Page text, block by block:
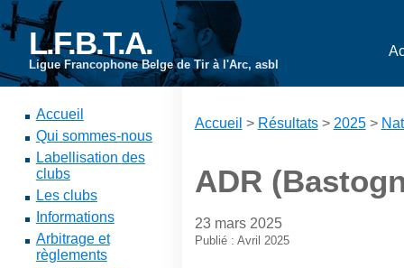
L.F.B.T.A.
Ligue Francophone Belge de Tir à l'Arc, asbl
Accueil
Qui sommes-nous
Labellisation des
clubs
Les clubs
Informations
Arbitrage et
règlements
Accueil > Résultats> 2025>
ADR
23 mars 2025
Publié : Avril 2025